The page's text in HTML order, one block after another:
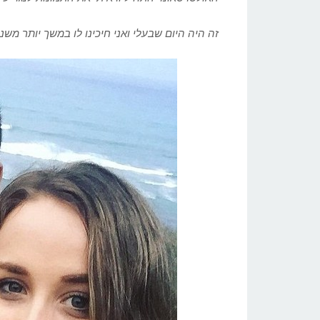
זה היה היום שבעלי ואני חיכינו לו במשך יותר